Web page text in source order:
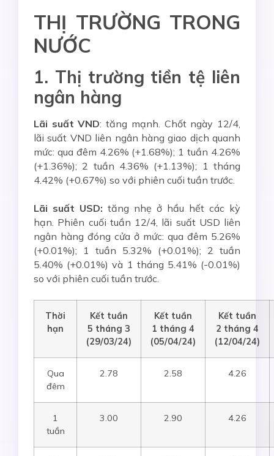
THỊ TRƯỜNG TRONG
NƯỚC
1. Thị trường tiền tệ liên
ngân hàng
Lãi suất VND: tăng mạnh. Chốt ngày 12/4,
lãi suất VND liên ngân hàng giao dịch quanh
mức: qua đêm 4.26% (+1.68%); 1 tuần 4.26%
(+1.36%); 2 tuần 4.36% (+1.13%); 1 tháng
4.42% (+0.67%) so với phiên cuối tuần trước.
Lãi suất USD: tăng nhẹ ở hầu hết các kỳ
hạn. Phiên cuối tuần 12/4, lãi suất USD liên
ngân hàng đóng cửa ở mức: qua đêm 5.26%
(+0.01%); 1 tuần 5.32% (+0.01%); 2 tuần
5.40% (+0.01%) và 1 tháng 5.41% (-0.01%)
so với phiên cuối tuần trước.
Thời
hạn
Kết tuần
5 tháng 3
(29/03/24)
Kết tuần
1 tháng 4
(05/04/24)
Kết tuần
2 tháng 4
(12/04/24)
Qua
đêm
2.78 2.58 4.26
1
tuần
3.00 2.90 4.26